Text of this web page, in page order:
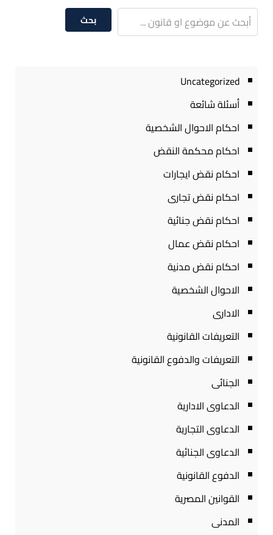
بحث
Uncategorized
أسئلة شائعة
احكام الاحوال الشخصية
احكام محكمة النقض
احكام نقض ايجارات
احكام نقض تجارى
احكام نقض جنائية
احكام نقض عمال
احكام نقض مدنية
الاحوال الشخصية
الادارى
التعريفات القانونية
التعريفات والدفوع القانونية
الجنائى
الدعاوى الادارية
الدعاوى التجارية
الدعاوى الجنائية
الدفوع القانونية
القوانين المصرية
المدنى